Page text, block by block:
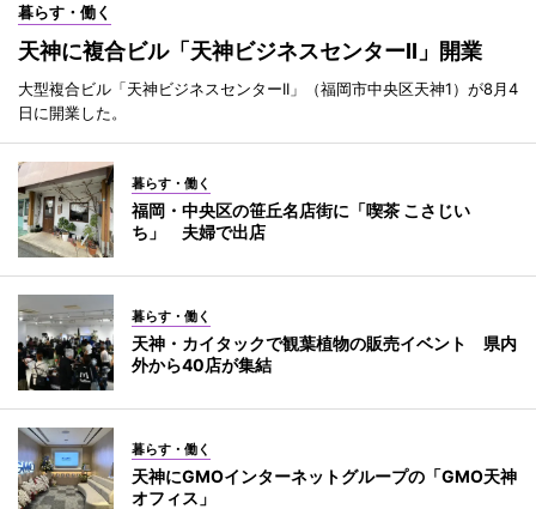
暮らす・働く
天神に複合ビル「天神ビジネスセンターII」開業
大型複合ビル「天神ビジネスセンターII」（福岡市中央区天神1）が8月4
日に開業した。
暮らす・働く
福岡・中央区の笹丘名店街に「喫茶 こさじい
ち」 夫婦で出店
暮らす・働く
天神・カイタックで観葉植物の販売イベント 県内
外から40店が集結
暮らす・働く
天神にGMOインターネットグループの「GMO天神
オフィス」